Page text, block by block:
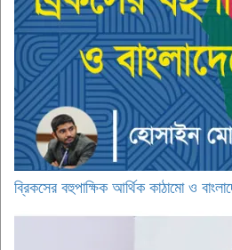
ব্রিকসের বহুপাক্ষিক আর্থিক কাঠামো ও